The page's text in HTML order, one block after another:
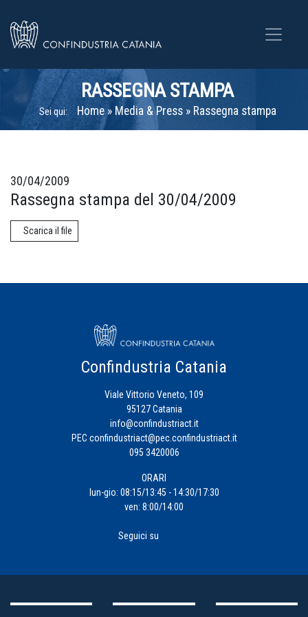
RASSEGNA STAMPA
Sei qui: Home» Media & Press» Rassegna stampa
30/04/2009
Rassegna stampa del 30/04/2009
Scarica il file
Confindustria Catania
Viale Vittorio Veneto, 109
95127 Catania
info@confindustriact.it
PEC confindustriact@pec.confindustriact.it
095 3420006
ORARI
lun-gio: 08:15/13:45 - 14:30/17:30
ven: 8:00/14:00
Seguici su